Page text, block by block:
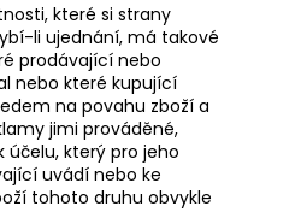
které si strany
li ujednání, má takové
prodávající nebo
nebo které kupující
na povahu zboží a
jimi prováděné,
účelu, který pro jeho
uvádí nebo ke
tohoto druhu obvykle